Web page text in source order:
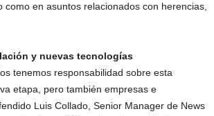
como en asuntos relacionados con herencias,
y nuevas tecnologías
tenemos responsabilidad sobre esta
etapa, pero también empresas e
Luis Collado, Senior Manager de News